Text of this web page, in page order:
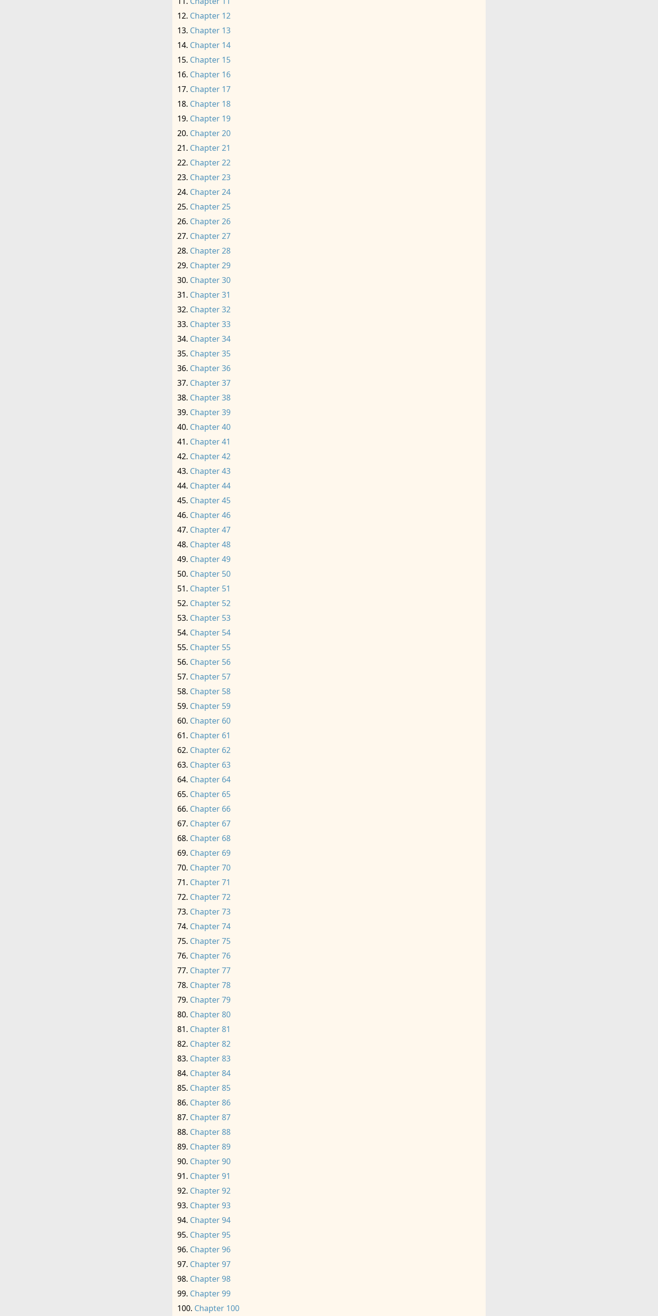
Chapter 12
Chapter 13
Chapter 14
Chapter 15
Chapter 16
Chapter 17
Chapter 18
Chapter 19
Chapter 20
Chapter 21
Chapter 22
Chapter 23
Chapter 24
Chapter 25
Chapter 26
Chapter 27
Chapter 28
Chapter 29
Chapter 30
Chapter 31
Chapter 32
Chapter 33
Chapter 34
Chapter 35
Chapter 36
Chapter 37
Chapter 38
Chapter 39
Chapter 40
Chapter 41
Chapter 42
Chapter 43
Chapter 44
Chapter 45
Chapter 46
Chapter 47
Chapter 48
Chapter 49
Chapter 50
Chapter 51
Chapter 52
Chapter 53
Chapter 54
Chapter 55
Chapter 56
Chapter 57
Chapter 58
Chapter 59
Chapter 60
Chapter 61
Chapter 62
Chapter 63
Chapter 64
Chapter 65
Chapter 66
Chapter 67
Chapter 68
Chapter 69
Chapter 70
Chapter 71
Chapter 72
Chapter 73
Chapter 74
Chapter 75
Chapter 76
Chapter 77
Chapter 78
Chapter 79
Chapter 80
Chapter 81
Chapter 82
Chapter 83
Chapter 84
Chapter 85
Chapter 86
Chapter 87
Chapter 88
Chapter 89
Chapter 90
Chapter 91
Chapter 92
Chapter 93
Chapter 94
Chapter 95
Chapter 96
Chapter 97
Chapter 98
Chapter 99
Chapter 100